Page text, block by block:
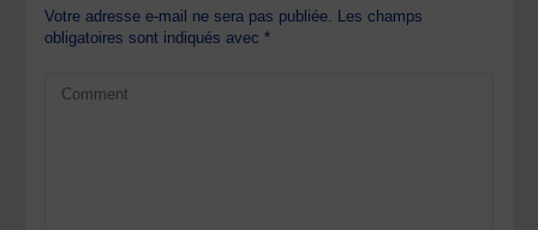
Votre adresse e-mail ne sera pas publiée. Les champs
obligatoires sont indiqués avec*